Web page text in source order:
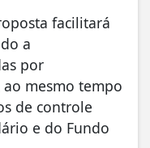
facilitará
a
por
mesmo tempo
de controle
e do Fundo